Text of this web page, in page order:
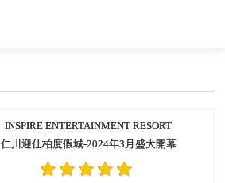
INSPIRE ENTERTAINMENT RESORT
仁川迎仕柏度假城-2024年3月盛大開幕